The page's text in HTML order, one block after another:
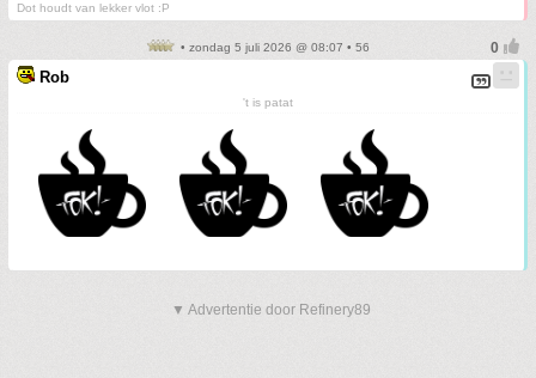
Dot houdt van lekker vlot :P
• zondag 5 juli 2026 @ 08:07 • 56
Rob
't is patat
▼ Advertentie door Refinery89